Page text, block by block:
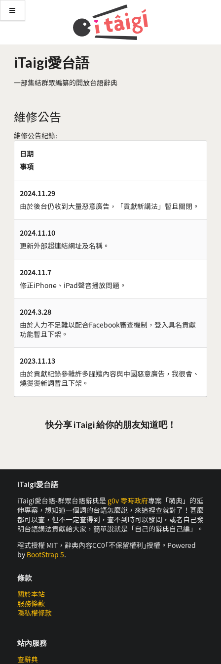
iTaigi愛台語
一部集結群眾編纂的開放台語辭典
維修公告
維修公告紀錄:
日期
事項
2024.11.29
由於後台仍收到大量惡意廣告，「貢獻新講法」暫且關閉。
2024.11.10
更新外部超連結網址及名稱。
2024.11.7
修正iPhone、iPad聲音播放問題。
2024.3.28
由於人力不足難以配合Facebook審查機制，登入具名貢獻
功能暫且下架。
2023.11.13
由於貢獻紀錄參雜許多腥羶內容與中國惡意廣告，我很會、
燒燙燙新詞暫且下架。
快分享 iTaigi 給你的朋友知道吧！
iTaigi愛台語
iTaigi愛台語-群眾台語辭典是 g0v 零時政府專案「萌典」的延
伸專案，想知道一個詞的台語怎麼說，來這裡查就對了！甚麼
都可以查，但不一定查得到，查不到時可以發問，或者自己發
明台語講法貢獻給大家，簡單說就是「自己的辭典自己編」。
程式授權 MIT，辭典內容CC0｢不保留權利｣授權。Powered
by BootStrap 5.
條款
關於本站
服務條款
隱私權條款
站內服務
查辭典